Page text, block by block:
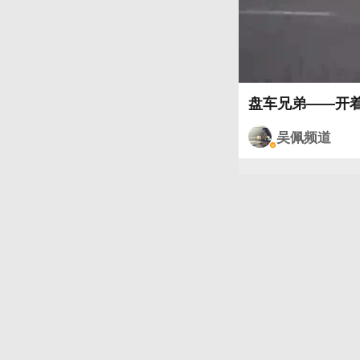
盘车兄弟——开
吴佩频道